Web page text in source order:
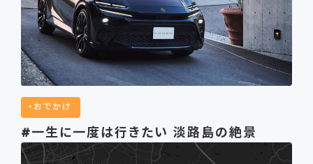
おでかけ
#一生に一度は行きたい 淡路島の絶景